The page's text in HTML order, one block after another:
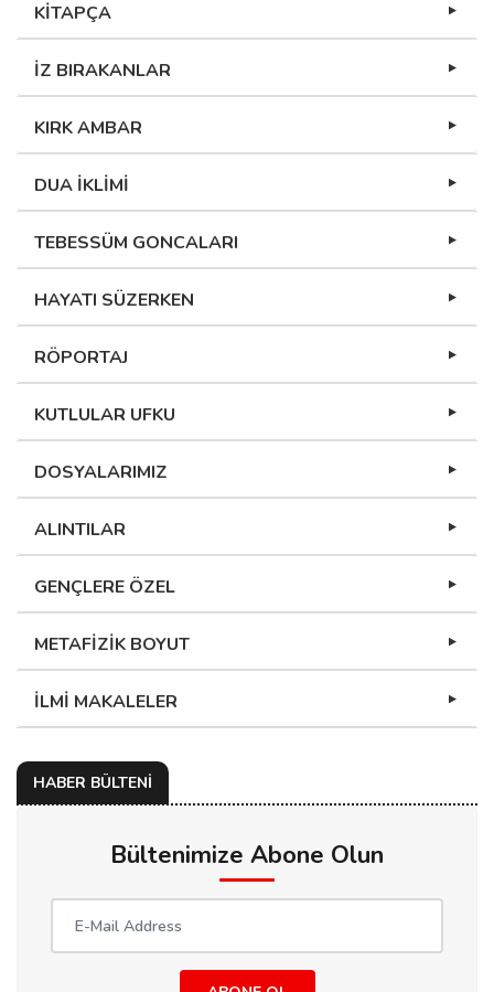
KİTAPÇA
İZ BIRAKANLAR
KIRK AMBAR
DUA İKLİMİ
TEBESSÜM GONCALARI
HAYATI SÜZERKEN
RÖPORTAJ
KUTLULAR UFKU
DOSYALARIMIZ
ALINTILAR
GENÇLERE ÖZEL
METAFİZİK BOYUT
İLMİ MAKALELER
HABER BÜLTENİ
Bültenimize Abone Olun